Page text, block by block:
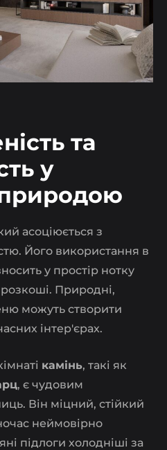
та
у
природою
асоціюється з
Його використання в
у простір нотку
Природні,
можуть створити
інтер'єрах.
камінь, такі як
, є чудовим
Він міцний, стійкий
неймовірно
підлоги холодніші за